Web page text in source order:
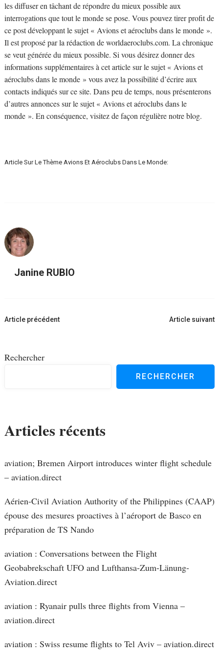
les diffuser en tâchant de répondre du mieux possible aux
interrogations que tout le monde se pose. Vous pouvez tirer profit de
ce post développant le sujet « Avions et aéroclubs dans le monde ».
Il est proposé par la rédaction de worldaeroclubs.com. La chronique
se veut générée du mieux possible. Si vous désirez donner des
informations supplémentaires à cet article sur le sujet « Avions et
aéroclubs dans le monde » vous avez la possibilité d’écrire aux
contacts indiqués sur ce site. Dans peu de temps, nous présenterons
d’autres annonces sur le sujet « Avions et aéroclubs dans le
monde ». En conséquence, visitez de façon régulière notre blog.
Article Sur Le Thème Avions Et Aéroclubs Dans Le Monde:
Janine RUBIO
Navigation
Article précédent Article suivant
Rechercher
RECHERCHER
Articles récents
aviation; Bremen Airport introduces winter flight schedule
– aviation.direct
Aérien-Civil Aviation Authority of the Philippines (CAAP)
épouse des mesures proactives à l’aéroport de Basco en
préparation de TS Nando
aviation : Conversations between the Flight
Geobabrekschaft UFO and Lufthansa-Zum-Länung-
Aviation.direct
aviation : Ryanair pulls three flights from Vienna –
aviation.direct
aviation : Swiss resume flights to Tel Aviv – aviation.direct